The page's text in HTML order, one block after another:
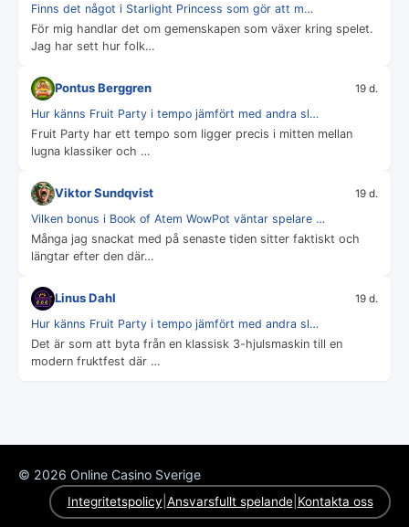
Finns det något i Starlight Princess som gör att m…
För mig handlar det om gemenskapen som växer kring spelet.
Jag har sett hur folk…
Pontus Berggren 19 d.
Hur känns Fruit Party i tempo jämfört med andra sl…
Fruit Party har ett tempo som ligger precis i mitten mellan
lugna klassiker och …
Viktor Sundqvist 19 d.
Vilken bonus i Book of Atem WowPot väntar spelare …
Många jag snackat med på senaste tiden sitter faktiskt och
längtar efter den där…
Linus Dahl 19 d.
Hur känns Fruit Party i tempo jämfört med andra sl…
Det är som att byta från en klassisk 3-hjulsmaskin till en
modern fruktfest där …
© 2026 Online Casino Sverige
Integritetspolicy Ansvarsfullt spelande| Kontakta oss